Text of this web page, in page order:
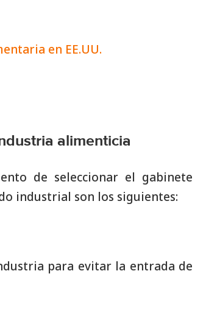
en EE.UU.
alimenticia
de seleccionar el gabinete
industrial son los siguientes:
para evitar la entrada de